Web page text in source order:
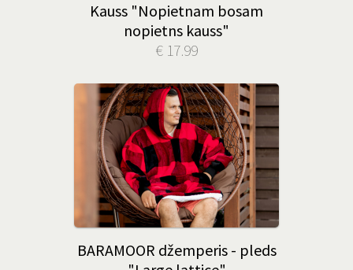
Kauss "Nopietnam bosam
nopietns kauss"
€ 17.99
BARAMOOR džemperis - pleds